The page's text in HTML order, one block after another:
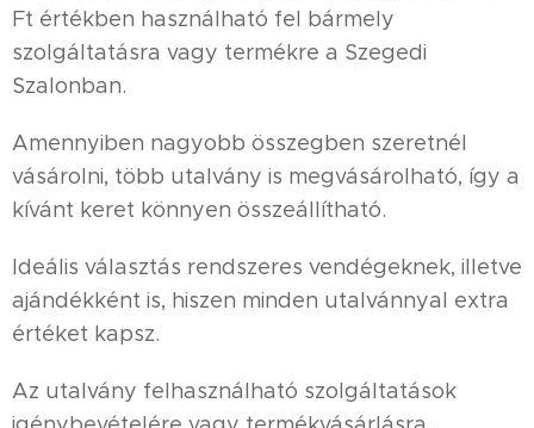
Ft értékben használható fel bármely
szolgáltatásra vagy termékre a Szegedi
Szalonban.
Amennyiben nagyobb összegben szeretnél
vásárolni, több utalvány is megvásárolható, így a
kívánt keret könnyen összeállítható.
Ideális választás rendszeres vendégeknek, illetve
ajándékként is, hiszen minden utalvánnyal extra
értéket kapsz.
Az utalvány felhasználható szolgáltatások